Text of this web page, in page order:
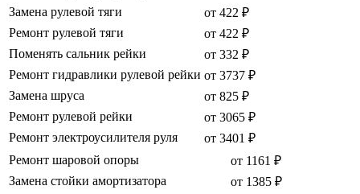
Замена рулевой тяги
от 422 ₽
Ремонт рулевой тяги
от 422 ₽
Поменять сальник рейки
от 332 ₽
Ремонт гидравлики рулевой рейки от 3737 ₽
Замена шруса
от 825 ₽
Ремонт рулевой рейки
от 3065 ₽
Ремонт электроусилителя руля
от 3401 ₽
Ремонт шаровой опоры
от 1161 ₽
Замена стойки амортизатора
от 1385 ₽